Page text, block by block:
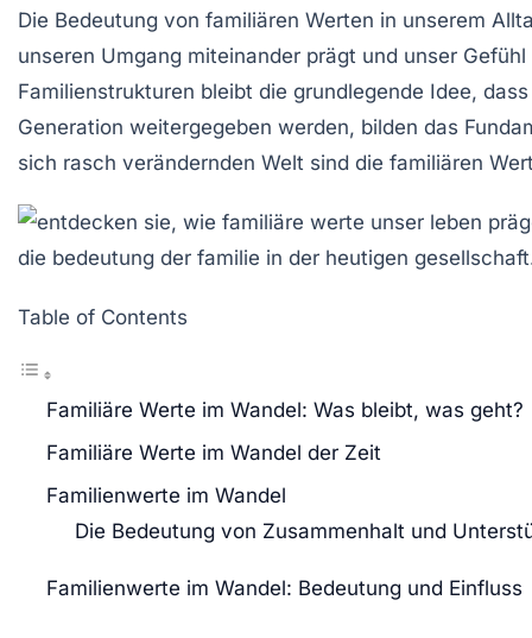
Die Bedeutung von familiären Werten in unserem
unseren Umgang miteinander prägt und unser
Familienstrukturen bleibt die grundlegende Idee,
Generation weitergegeben werden, bilden das
sich rasch verändernden Welt sind die familiären
Table of Contents
Familiäre Werte im Wandel: Was bleibt, was geht?
Familiäre Werte im Wandel der Zeit
Familienwerte im Wandel
Die Bedeutung von Zusammenhalt und
Familienwerte im Wandel: Bedeutung und Einfluss